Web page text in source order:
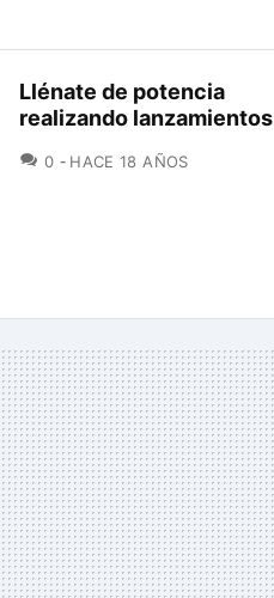
Llénate de potencia
realizando lanzamientos
0 COMENTARIOS
HACE 18 AÑOS